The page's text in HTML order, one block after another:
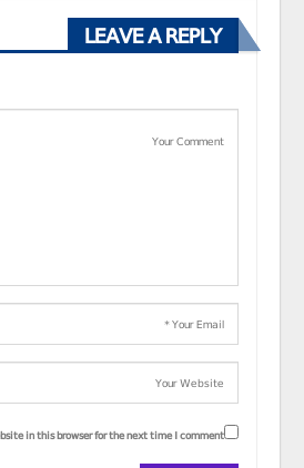
LEAVE A REPLY
in this browser for the next time I comment.